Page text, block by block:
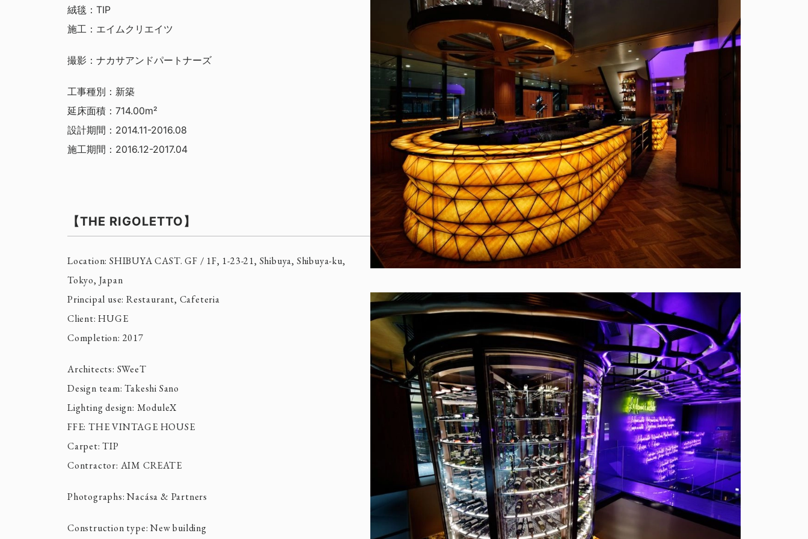
絨毯：TIP
施工：エイムクリエイツ
撮影：ナカサアンドパートナーズ
工事種別：新築
延床面積：714.00m²
設計期間：2014.11-2016.08
施工期間：2016.12-2017.04
【THE RIGOLETTO】
Location: SHIBUYA CAST. GF / 1F, 1-23-21, Shibuya, Shibuya-ku,
Tokyo, Japan
Principal use: Restaurant, Cafeteria
Client: HUGE
Completion: 2017
Architects: SWeeT
Design team: Takeshi Sano
Lighting design: ModuleX
FFE: THE VINTAGE HOUSE
Carpet: TIP
Contractor: AIM CREATE
Photographs: Nacása & Partners
Construction type: New building